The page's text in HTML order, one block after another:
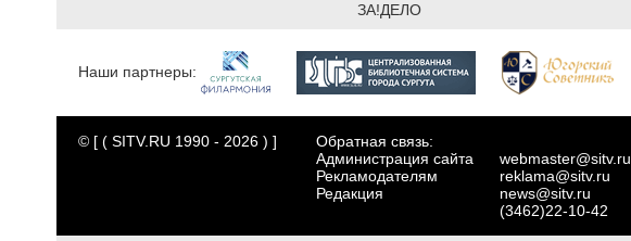
ЗА!ДЕЛО
Наши партнеры:
© [ ( SITV.RU 1990 - 2026 ) ]
Обратная связь:
Администрация сайта
Рекламодателям
Редакция
webmaster@sitv.ru
reklama@sitv.ru
news@sitv.ru
(3462)22-10-42